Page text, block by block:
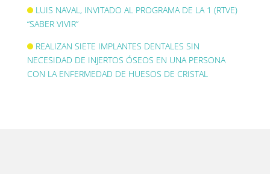
LUIS NAVAL, INVITADO AL PROGRAMA DE LA 1 (RTVE)
“SABER VIVIR”
REALIZAN SIETE IMPLANTES DENTALES SIN
NECESIDAD DE INJERTOS ÓSEOS EN UNA PERSONA
CON LA ENFERMEDAD DE HUESOS DE CRISTAL